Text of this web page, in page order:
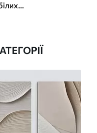
Букет великих пишних рожево-білих квітів півонії із зеленим листям на м’якому розмитому фоні